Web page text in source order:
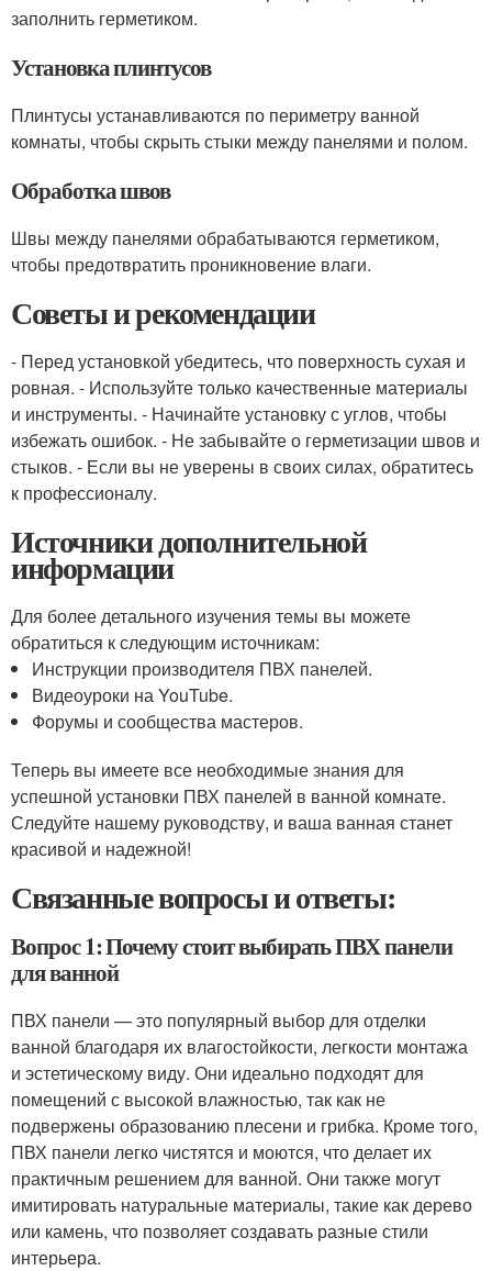
заполнить герметиком.
Установка плинтусов
Плинтусы устанавливаются по периметру ванной
комнаты, чтобы скрыть стыки между панелями и полом.
Обработка швов
Швы между панелями обрабатываются герметиком,
чтобы предотвратить проникновение влаги.
Советы и рекомендации
- Перед установкой убедитесь, что поверхность сухая и
ровная. - Используйте только качественные материалы
и инструменты. - Начинайте установку с углов, чтобы
избежать ошибок. - Не забывайте о герметизации швов и
стыков. - Если вы не уверены в своих силах, обратитесь
к профессионалу.
Источники дополнительной
информации
Для более детального изучения темы вы можете
обратиться к следующим источникам:
Инструкции производителя ПВХ панелей.
Видеоуроки на YouTube.
Форумы и сообщества мастеров.
Теперь вы имеете все необходимые знания для
успешной установки ПВХ панелей в ванной комнате.
Следуйте нашему руководству, и ваша ванная станет
красивой и надежной!
Связанные вопросы и ответы:
Вопрос 1: Почему стоит выбирать ПВХ панели
для ванной
ПВХ панели — это популярный выбор для отделки
ванной благодаря их влагостойкости, легкости монтажа
и эстетическому виду. Они идеально подходят для
помещений с высокой влажностью, так как не
подвержены образованию плесени и грибка. Кроме того,
ПВХ панели легко чистятся и моются, что делает их
практичным решением для ванной. Они также могут
имитировать натуральные материалы, такие как дерево
или камень, что позволяет создавать разные стили
интерьера.